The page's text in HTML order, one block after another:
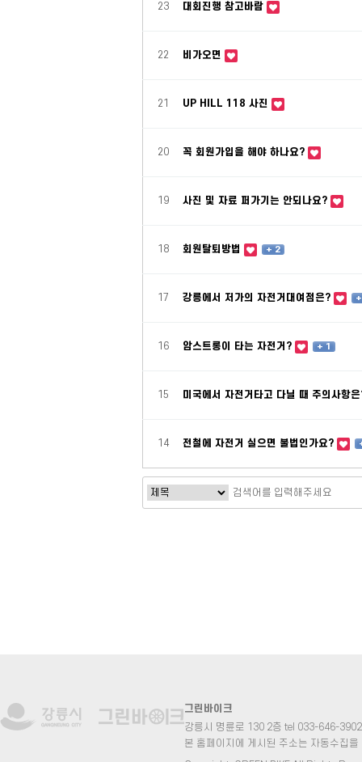
23 대회진행 참고바람
22 비가오면
21 UP HILL 118 사진
20 꼭 회원가입을 해야 하나요?
19 사진 및 자료 퍼가기는 안되나요?
18 회원탈퇴방법 + 2
17 강릉에서 저가의 자전거대여점은?
16 암스트롱이 타는 자전거? + 1
15 미국에서 자전거타고 다닐 때 주의사항
14 전철에 자전거 실으면 불법인가요?
그린바이크
강릉시 명륜로 130 2층 tel 033-646-
본 홈페이지에 게시된 주소는 자동수집